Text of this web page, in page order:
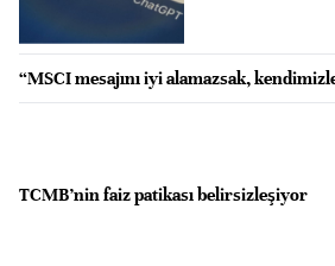
“MSCI mesajını iyi alamazsak,
TCMB’nin faiz patikası belirsizleşiyor